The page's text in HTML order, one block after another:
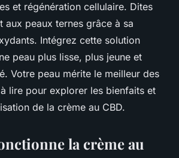
•3 min de lecture
et régénération cellulaire. Dites
aux peaux ternes grâce à sa
Intégrez cette solution
peau plus lisse, plus jeune et
Votre peau mérite le meilleur des
lire pour explorer les bienfaits et
de la crème au CBD.
la crème au